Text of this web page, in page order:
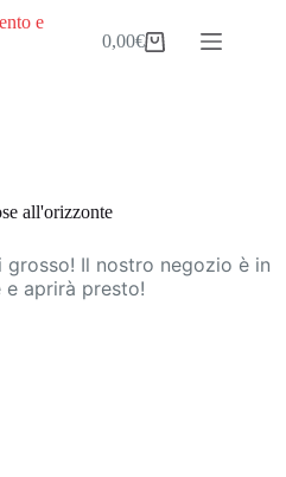
Carrello
0,00€
all'orizzonte
grosso! Il nostro negozio è in
e aprirà presto!